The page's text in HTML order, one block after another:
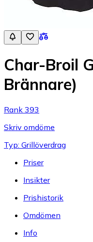
Char-Broil
Brännare)
Rank 393
Skriv omdöme
Typ: Grillöverdrag
Priser
Insikter
Prishistorik
Omdömen
Info